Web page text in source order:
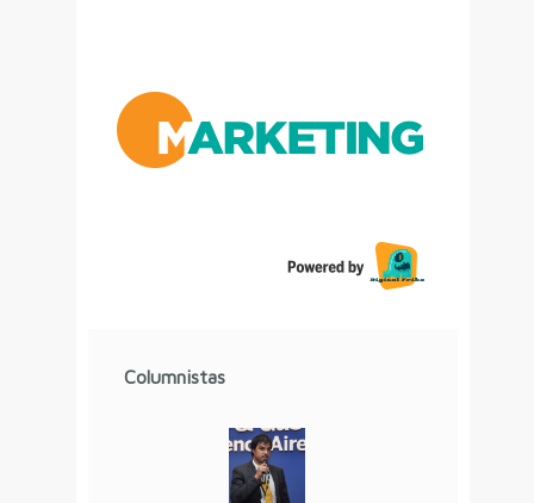
Columnistas